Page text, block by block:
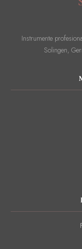
Instrumente
Solingen,